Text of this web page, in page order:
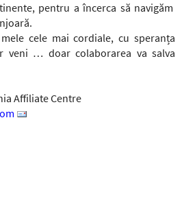
pentru a încerca să navigăm
cele mai cordiale, cu speranța
veni … doar colaborarea va salva
Affiliate Centre